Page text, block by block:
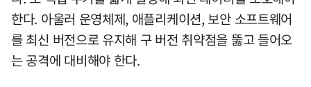
한다. 아울러 운영체제, 애플리케이션, 보안 소프트웨어
를 최신 버전으로 유지해 구 버전 취약점을 뚫고 들어오
는 공격에 대비해야 한다.